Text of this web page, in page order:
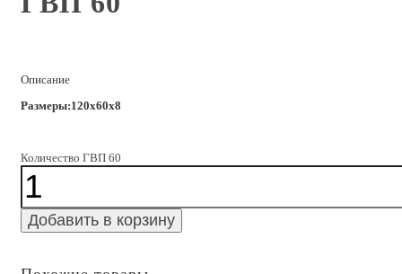
Описание
Размеры:120x60x8
Количество ГВП 60
Добавить в корзину